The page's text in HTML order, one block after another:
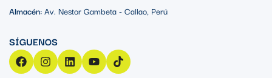
Almacén:Av. Nestor Gambeta - Callao, Perú